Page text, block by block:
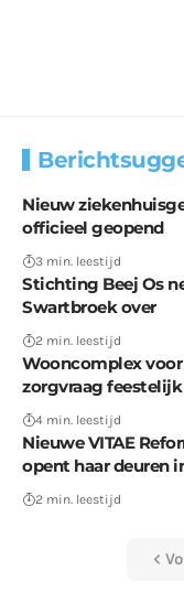
Nieuw
officieel geopend
3 min. leestijd
Stichting Beej Os
Swartbroek over
2 min. leestijd
Wooncomplex
zorgvraag
4 min. leestijd
Nieuwe VITAE
opent haar deuren
2 min. leestijd